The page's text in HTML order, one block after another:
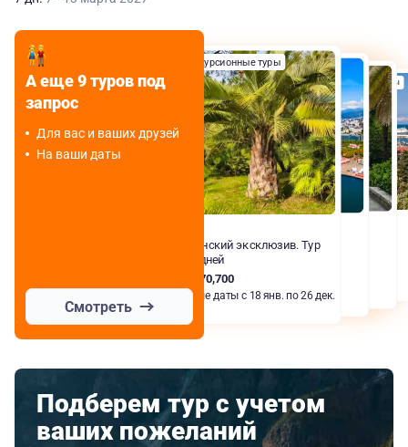
А еще 9 туров под
запрос
Для вас и ваших друзей
На ваши даты
Смотреть
Экскурсионные туры
Сочинский эксклюзив. Тур
на 6 дней
RUB 70,700
Любые даты с 18 янв. по 26 дек.
Комбинированные туры
Комбинированные туры
Комбинированные туры
Подберем тур с учетом
ваших пожеланий